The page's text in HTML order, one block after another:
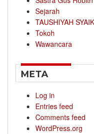
Sejarah
TAUSHIYAH
Tokoh
Wawancara
META
Log in
Entries feed
Comments feed
WordPress.org